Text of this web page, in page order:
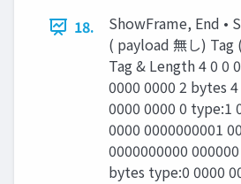
18.
ShowFrame, End •
( payload 無し) Tag
Tag & Length 4 0 0
0000 0000 2 bytes
0000 0000 0 type:1
0000 0000000001
0000000000
bytes type:0 0000